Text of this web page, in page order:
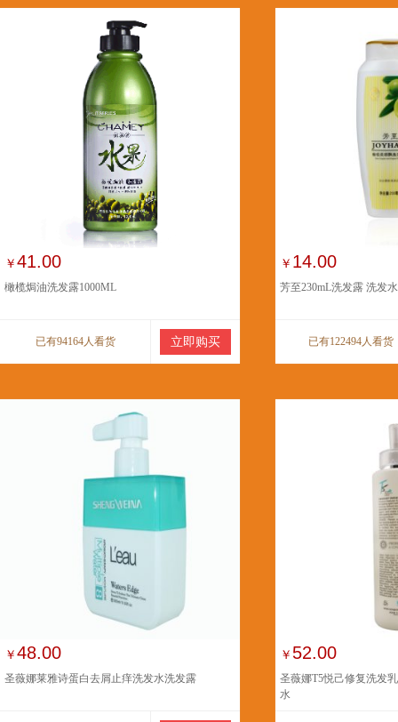
￥41.00
橄榄焗油洗发露1000ML
已有94164人看货 立即购买
￥ 14.00
芳至230mL洗发露 洗发水
已有122494人看货
￥48.00
圣薇娜莱雅诗蛋白去屑止痒洗发水洗发露
￥ 52.00
圣薇娜T5悦己修复洗发
水